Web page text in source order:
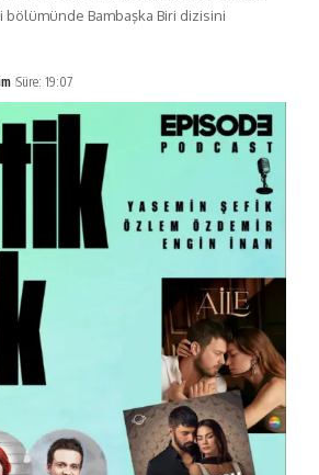
bölümünde Bambaşka Biri dizisini
Süre: 19:07